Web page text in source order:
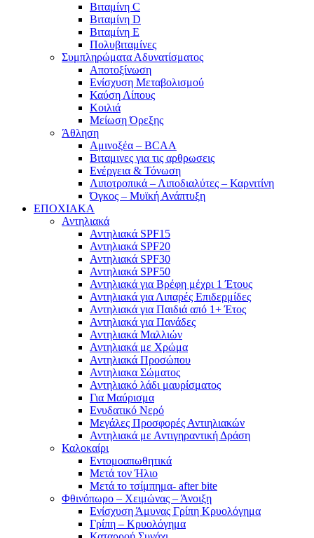
Βιταμίνη C
Βιταμίνη D
Βιταμίνη E
Πολυβιταμίνες
Συμπληρώματα Αδυνατίσματος
Αποτοξίνωση
Ενίσχυση Μεταβολισμού
Καύση Λίπους
Κοιλιά
Μείωση Όρεξης
Άθληση
Αμινοξέα – BCAA
Βιταμινες για τις αρθρωσεις
Ενέργεια & Τόνωση
Λιποτροπικά – Λιποδιαλύτες – Καρνιτίνη
Όγκος – Μυϊκή Ανάπτυξη
ΕΠΟΧΙΑΚΑ
Αντηλιακά
Αντηλιακά SPF15
Αντηλιακά SPF20
Αντηλιακά SPF30
Αντηλιακά SPF50
Αντηλιακά για Βρέφη μέχρι 1 Έτους
Αντηλιακά για Λιπαρές Επιδερμίδες
Αντηλιακά για Παιδιά από 1+ Έτος
Αντηλιακά για Πανάδες
Αντηλιακά Μαλλιών
Αντηλιακά με Χρώμα
Αντηλιακά Προσώπου
Αντηλιακα Σώματος
Αντηλιακό λάδι μαυρίσματος
Για Μαύρισμα
Ενυδατικό Νερό
Μεγάλες Προσφορές Αντιηλιακών
Αντηλιακά με Αντιγηραντική Δράση
Καλοκαίρι
Εντομοαπωθητικά
Μετά τον Ήλιο
Μετά το τσίμπημα- after bite
Φθινόπωρο – Χειμώνας – Άνοιξη
Ενίσχυση Άμυνας Γρίπη Κρυολόγημα
Γρίπη – Κρυολόγημα